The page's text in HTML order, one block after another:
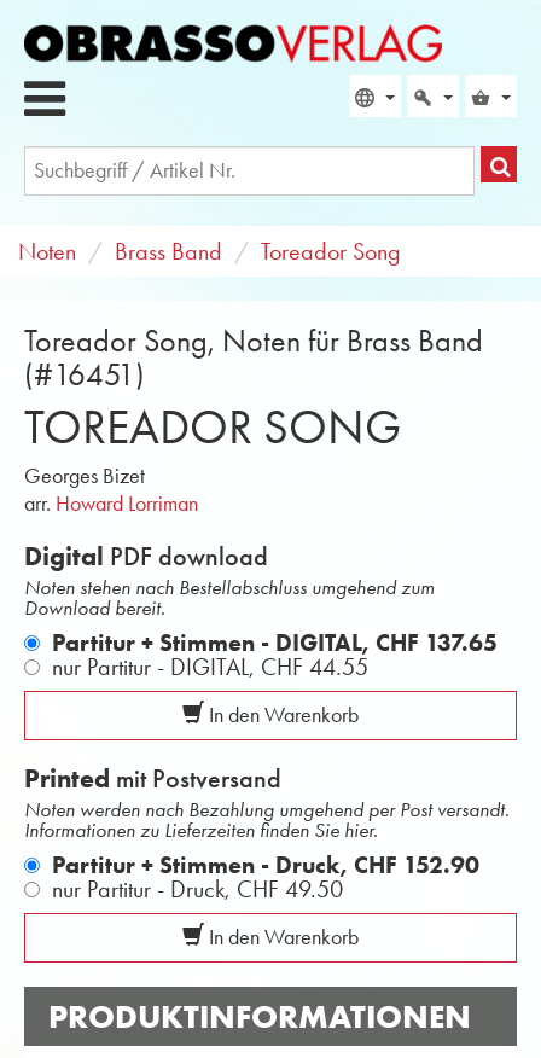
Noten Brass Band Toreador Song
Toreador Song, Noten für Brass Band
(#16451)
TOREADOR SONG
Georges Bizet
arr. Howard Lorriman
Digital PDF download
Noten stehen nach Bestellabschluss umgehend zum
Download bereit.
Partitur + Stimmen - DIGITAL, CHF 137.65
nur Partitur - DIGITAL, CHF 44.55
In den Warenkorb
Printed mit Postversand
Noten werden nach Bezahlung umgehend per Post versandt.
Informationen zu Lieferzeiten finden Sie hier.
Partitur + Stimmen - Druck, CHF 152.90
nur Partitur - Druck, CHF 49.50
In den Warenkorb
PRODUKTINFORMATIONEN